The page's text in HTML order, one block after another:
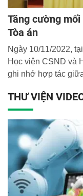
Tăng cường
Tòa án
Ngày 10/11/2022,
Học viện CSND và
ghi nhớ hợp tác
THƯ VIỆN